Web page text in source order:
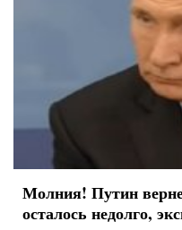
Молния! Путин
осталось недолго,